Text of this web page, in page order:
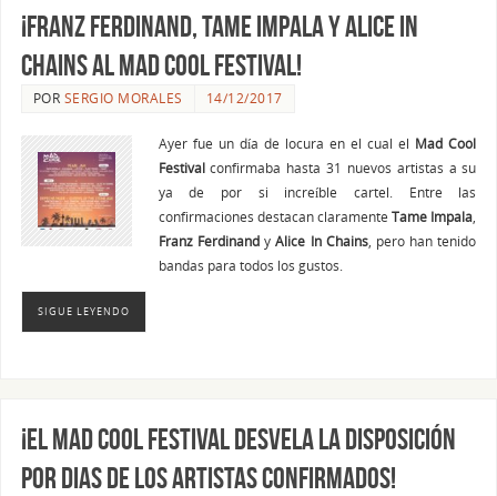
¡Franz Ferdinand, Tame Impala y Alice In
Chains al Mad Cool Festival!
POR SERGIO MORALES 14/12/2017
Ayer fue un día de locura en el cual el Mad Cool
Festivalconfirmaba hasta 31 nuevos artistas a su
ya de por si increíble cartel. Entre las
confirmaciones destacan claramenteTame Impala
Franz FerdinandyAlice In Chains, pero han tenido
bandas para todos los gustos.
SIGUE LEYENDO
¡El Mad Cool Festival desvela la disposición
por dias de los artistas confirmados!